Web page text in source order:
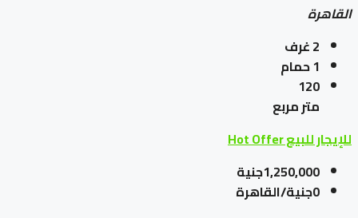
القاهرة
2غرف
1حمام
120
متر مربع
للإيجارللبيعHot Offer
1,250,000جنية
0جنية/القاهرة